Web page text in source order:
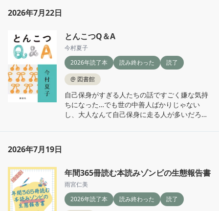
人が困ろうと自分には関係ない！自分が大事！
と思える勇気も必要だよな〜
2026年7月22日
とんこつQ＆A
今村夏子
2026年読了本
読み終わった
読了
@ 図書館
自己保身がすぎる人たちの話ですごく嫌な気持
ちになった…でも世の中善人ばかりじゃない
し、大人なんて自己保身に走る人が多いだろう
2026年7月19日
年間365冊読む本読みゾンビの生態報告書
雨宮仁美
2026年読了本
読み終わった
読了